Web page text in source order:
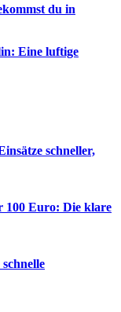
du in
Eine luftige
schneller,
100 Euro: Die klare